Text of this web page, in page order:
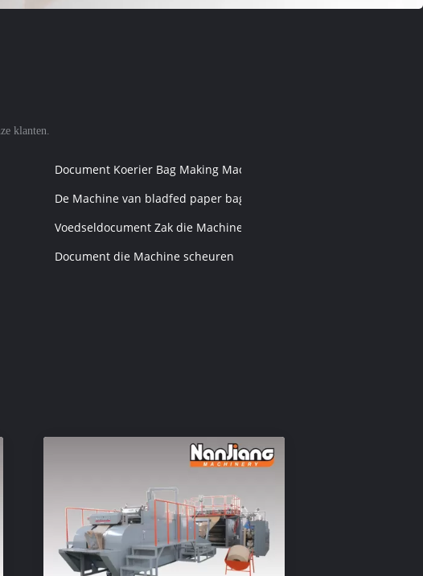
klanten.
with handleDocument Koerier Bag Making Machine
De Machine van bladfed paper bag with handle
Voedseldocument Zak die Machine maken
Document die Machine scheuren